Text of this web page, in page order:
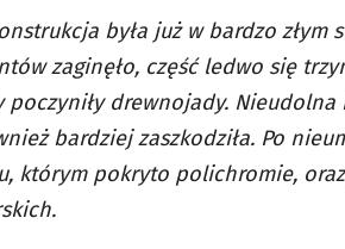
była już w bardzo
zaginęło, część ledwo się
poczyniły drewnojady.
bardziej zaszkodziła. Po
którym pokryto polichromie,